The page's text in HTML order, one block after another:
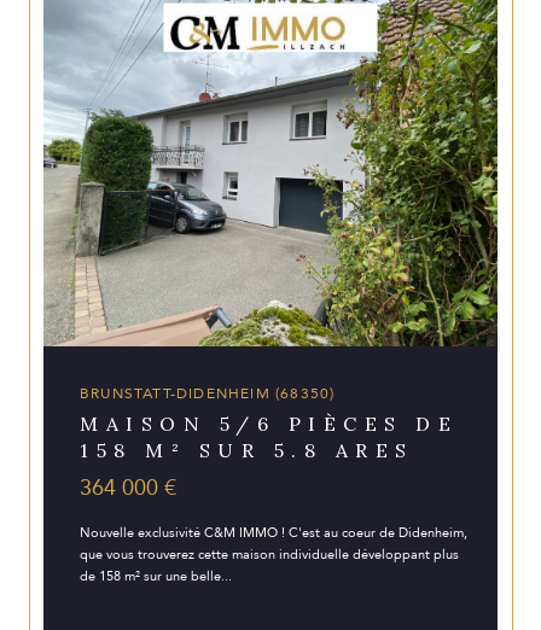
BRUNSTATT-DIDENHEIM (68350)
MAISON 5/6 PIÈCES DE
158 M² SUR 5.8 ARES
364 000 €
Nouvelle exclusivité C&M IMMO ! C'est au coeur de Didenheim,
que vous trouverez cette maison individuelle développant plus
de 158 m² sur une belle...